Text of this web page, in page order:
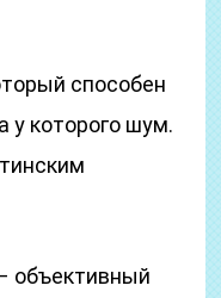
способен
у которого шум.
объективный